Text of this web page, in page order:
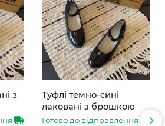
з
Туфлі темно-сині
лаковані з брошкою
Готово до відправлення